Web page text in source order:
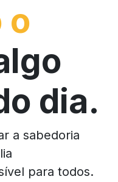
o
dia.
a sabedoria
para todos.